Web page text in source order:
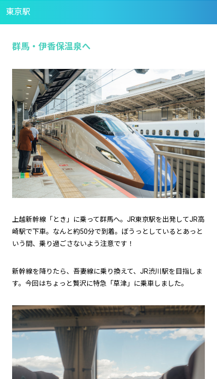
東京駅
群馬・伊香保温泉へ
上越新幹線「とき」に乗って群馬へ。JR東京駅を出発してJR高
崎駅で下車。なんと約50分で到着。ぼうっとしているとあっと
いう間、乗り過ごさないよう注意です！
新幹線を降りたら、吾妻線に乗り換えて、JR渋川駅を目指しま
す。今回はちょっと贅沢に特急「草津」に乗車しました。